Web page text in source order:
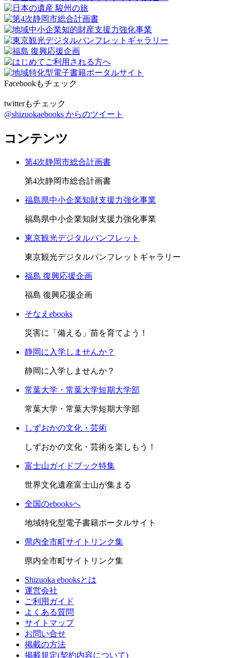
Facebookもチェック
twitterもチェック
@shizuokaebooks からのツイート
コンテンツ
第4次静岡市総合計画書
第4次静岡市総合計画書
福島県中小企業知財支援力強化事業
福島県中小企業知財支援力強化事業
東京観光デジタルパンフレット
東京観光デジタルパンフレットギャラリー
福島 復興応援企画
福島 復興応援企画
そなえebooks
災害に「備える」苗を育てよう！
静岡に入学しませんか？
静岡に入学しませんか？
常葉大学・常葉大学短期大学部
常葉大学・常葉大学短期大学部
しずおかの文化・芸術
しずおかの文化・芸術を楽しもう！
富士山ガイドブック特集
世界文化遺産富士山が集まる
全国のebooksへ
地域特化型電子書籍ポータルサイト
県内全市町サイトリンク集
県内全市町サイトリンク集
Shizuoka ebooksとは
運営会社
ご利用ガイド
よくある質問
サイトマップ
お問い合せ
掲載の方法
掲載規定(契約内容について)